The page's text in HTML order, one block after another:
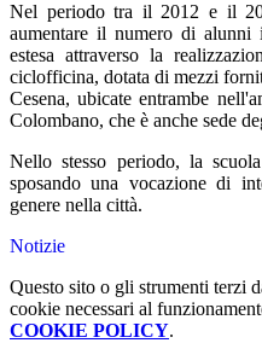
Nel periodo tra il 2012 e il
aumentare il numero di
estesa attraverso la
ciclofficina, dotata di mezzi
Cesena, ubicate entrambe
Colombano, che è anche sede
Nello stesso periodo, la
sposando una vocazione di
genere nella città.
Notizie
Questo sito o gli strumenti terzi
cookie necessari al
COOKIE POLICY.